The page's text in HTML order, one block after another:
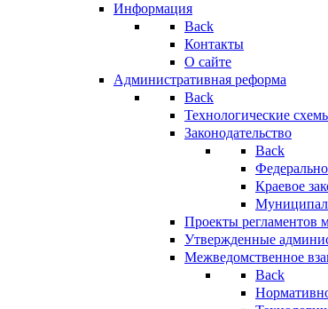
Информация
Back
Контакты
О сайте
Административная реформа
Back
Технологические
Законодательство
Back
Краевое
Проекты регламентов
Утвержденные
Межведомственное
Back